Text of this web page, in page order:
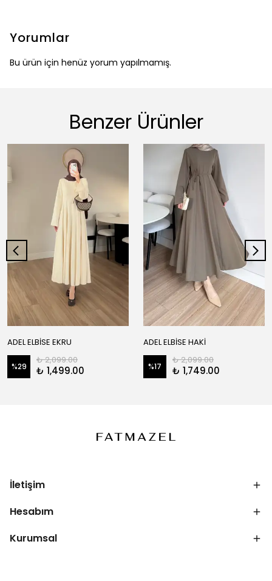
Yorumlar
Bu ürün için henüz yorum yapılmamış.
Benzer Ürünler
ADEL ELBİSE EKRU
%29
₺ 2,099.00
₺ 1,499.00
ADEL ELBİSE HAKİ
%17
₺ 2,099.00
₺ 1,749.00
İletişim
Hesabım
Kurumsal